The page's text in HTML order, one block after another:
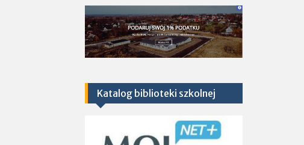
Katalog biblioteki szkolnej